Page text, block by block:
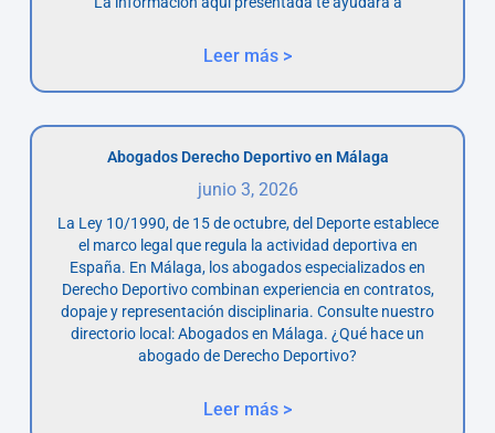
Leer más >
Abogados Derecho Deportivo en Málaga
junio 3, 2026
La Ley 10/1990, de 15 de octubre, del Deporte establece
el marco legal que regula la actividad deportiva en
España. En Málaga, los abogados especializados en
Derecho Deportivo combinan experiencia en contratos,
dopaje y representación disciplinaria. Consulte nuestro
directorio local: Abogados en Málaga. ¿Qué hace un
abogado de Derecho Deportivo?
Leer más >